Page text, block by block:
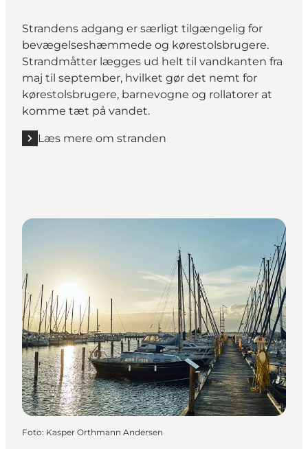
Strandens adgang er særligt tilgængelig for
bevægelseshæmmede og kørestolsbrugere.
Strandmåtter lægges ud helt til vandkanten fra
maj til september, hvilket gør det nemt for
kørestolsbrugere, barnevogne og rollatorer at
komme tæt på vandet.
Læs mere om stranden
Foto: Kasper Orthmann Andersen